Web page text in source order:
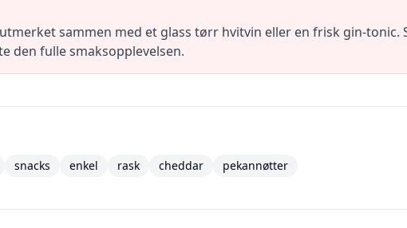
sammen med et glass tørr hvitvin eller en frisk gin-tonic.
den fulle smaksopplevelsen.
snacks enkel rask cheddar pekannøtter